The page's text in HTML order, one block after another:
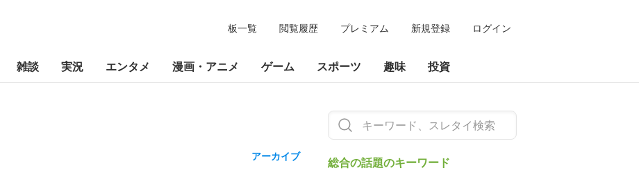
板一覧 閲覧履歴 プレミアム 新規登録 ログイン
雑談 実況 エンタメ 漫画・アニメ ゲーム スポーツ 趣味 投資
アーカイブ
総合の話題のキーワード